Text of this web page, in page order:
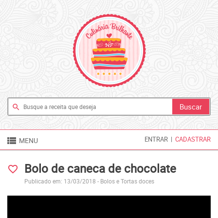
search
 MENU ENTRAR | CADASTRAR
favorite_border Bolo de caneca de chocolate
Publicado em: 13/03/2018 - Bolos e Tortas doces